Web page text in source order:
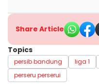
Share Article
Topics
persib bandung liga 1
perseru perserui